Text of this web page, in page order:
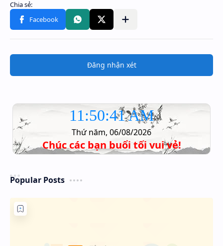
Đăng nhận xét
11:50:41 AM
Thứ năm, 06/08/2026
Chúc các bạn buổi tối vui vẻ!
Popular Posts